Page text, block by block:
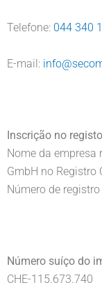
Telefone: 044 340
E-mail:
Inscrição no
Nome da empresa
GmbH no Registro
Número de
Número suíço do
CHE-115.673.740